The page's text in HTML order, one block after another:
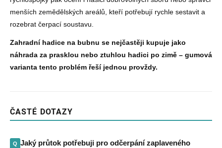
menších zemědělských areálů, kteří potřebují rychle sestavit a
rozebrat čerpací soustavu.
Zahradní hadice na bubnu se nejčastěji kupuje jako
náhrada za prasklou nebo ztuhlou hadici po zimě – gumová
varianta tento problém řeší jednou provždy.
ČASTÉ DOTAZY
Jaký průtok potřebuji pro odčerpání zaplaveného